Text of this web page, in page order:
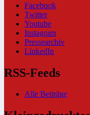
Facebook
Twitter
Youtube
Instagram
Pressearchiv
LinkedIn
RSS-Feeds
Alle Beiträge